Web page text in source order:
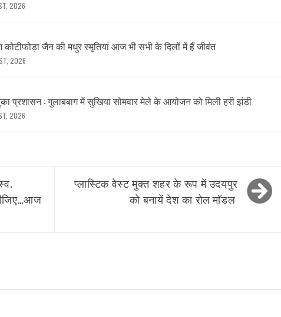
2026
कोटीफोड़ा जैन की मधुर स्मृतियां आज भी सभी के दिलों में हैं जीवंत
2026
: गुलाबबाग में सुखिया सोमवार मेले के आयोजन को मिली हरी झंडी
2026
प्लास्टिक वेस्ट मुक्त शहर के रूप में उदयपुर
को बनायें देश का रोल माॅडल